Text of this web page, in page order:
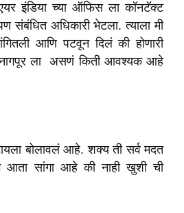
इंडिया च्या ऑफिस ला कॉनटॅक्ट
संबंधित अधिकारी भेटला. त्याला मी
आणि पटवून दिलं की होणारी
नागपूर ला असणं किती आवश्यक आहे
बोलावलं आहे. शक्य ती सर्व मदत
सांगा आहे की नाही खुशी ची